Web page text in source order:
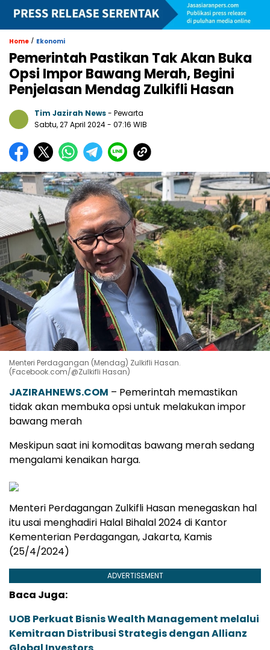
Home / Ekonomi
Pemerintah Pastikan Tak Akan Buka
Opsi Impor Bawang Merah, Begini
Penjelasan Mendag Zulkifli Hasan
Tim Jazirah News- Pewarta
Sabtu, 27 April 2024- 07:16 WIB
Menteri Perdagangan (Mendag) Zulkifli Hasan.
(Facebook.com/@Zulkifli Hasan)
JAZIRAHNEWS.COM – Pemerintah memastikan
tidak akan membuka opsi untuk melakukan impor
bawang merah
Meskipun saat ini komoditas bawang merah sedang
mengalami kenaikan harga.
Menteri Perdagangan Zulkifli Hasan menegaskan hal
itu usai menghadiri Halal Bihalal 2024 di Kantor
Kementerian Perdagangan, Jakarta, Kamis
(25/4/2024)
ADVERTISEMENT
Baca Juga:
UOB Perkuat Bisnis Wealth Management melalui
Kemitraan Distribusi Strategis dengan Allianz